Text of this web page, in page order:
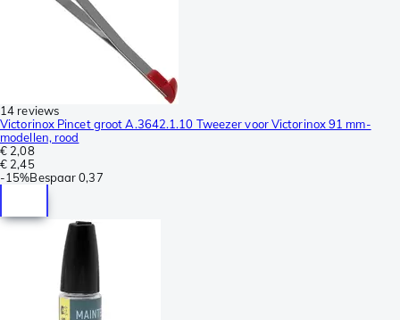
14 reviews
Victorinox Pincet groot A.3642.1.10 Tweezer voor Victorinox 91 mm-
modellen, rood
€ 2,08
€ 2,45
-15%Bespaar 0,37